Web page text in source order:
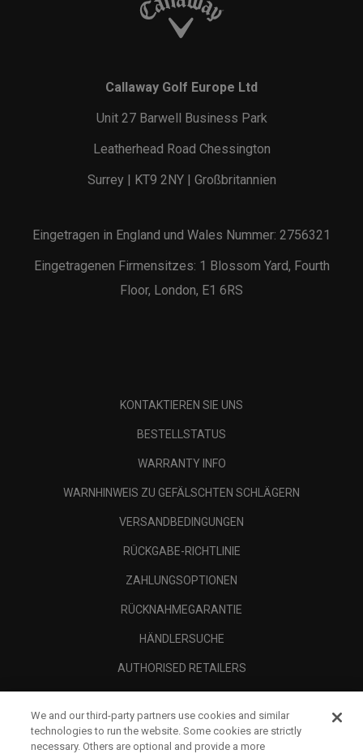
Callaway Golf Europe Ltd
Unit 27 Barwell Business Park
Leatherhead Road Chessington
Surrey | KT9 2NY | Großbritannien
Eingetragen in England und Wales Nummer: 2756321
Eingetragenen Firmensitzes: 1 Blossom Yard, Fourth
Floor, London, E1 6RS
KONTAKTIEREN SIE UNS
BESTELLSTATUS
WARRANTY INFO
WARNHINWEIS ZU GEFÄLSCHTEN SCHLÄGERN
VERSANDBEDINGUNGEN
RÜCKGABE-RICHTLINIE
ZAHLUNGSOPTIONEN
RÜCKNAHMEGARANTIE
HÄNDLERSUCHE
AUTHORISED RETAILERS
UNTERNEHMENSPROFIL
We and our third-party partners use cookies and similar
technologies to run the website. Some cookies are strictly
necessary. Others are optional and provide a more